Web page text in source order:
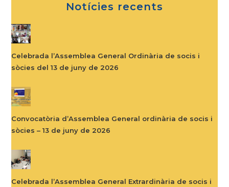
Notícies recents
Celebrada l’Assemblea General Ordinària de socis i
sòcies del 13 de juny de 2026
Convocatòria d’Assemblea General ordinària de socis i
sòcies – 13 de juny de 2026
Celebrada l’Assemblea General Extrardinària de socis i